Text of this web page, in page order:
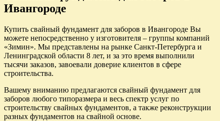
Ивангороде
Купить свайный фундамент для заборов в Ивангороде Вы
можете непосредственно у изготовителя – группы компаний
«Зимин». Мы представлены на рынке Санкт-Петербурга и
Ленинградской области 8 лет, и за это время выполнили
тысячи заказов, завоевали доверие клиентов в сфере
строительства.
Вашему вниманию предлагаются свайный фундамент для
заборов любого типоразмера и весь спектр услуг по
строительству свайных фундаментов, а также реконструкции
разных фундаментов на свайной основе.